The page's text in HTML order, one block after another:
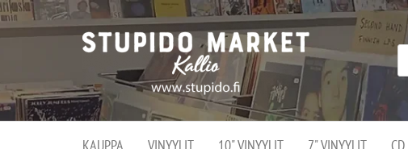
Stupido
Market –
verkossa
ja
kivijalassa
Stupido Market on
vaihtoehtomusaan
erikoistunut
verkko- sekä
kivijalkakauppa
Helsingissä
Kallion